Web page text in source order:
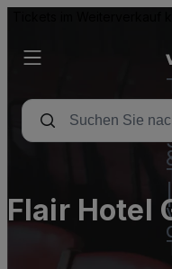
Flair Hotel